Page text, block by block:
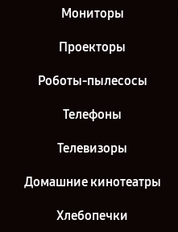
Мониторы
Проекторы
Роботы-пылесосы
Телефоны
Телевизоры
Домашние кинотеатры
Хлебопечки